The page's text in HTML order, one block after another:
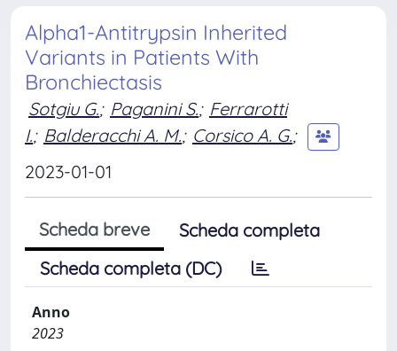
Alpha1-Antitrypsin Inherited
Variants in Patients With
Bronchiectasis
Sotgiu G.; Paganini S.; Ferrarotti
I.; Balderacchi A. M.; Corsico A. G.;
2023-01-01
Scheda breve
Scheda completa
Scheda completa (DC)
Anno
2023